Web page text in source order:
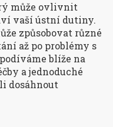
může ovlivnit
vaší ústní dutiny.
způsobovat různé
až po problémy s
blíže na
a jednoduché
dosáhnout